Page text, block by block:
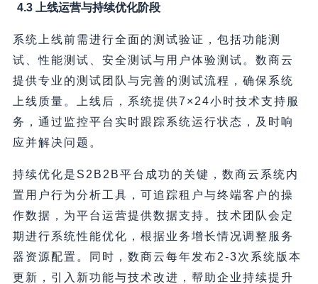
4.3 上线运营与持续优化阶段
系统上线前需进行全面的测试验证，包括功能测
试、性能测试、安全测试与用户体验测试。数商云
提供专业的测试团队与完善的测试流程，确保系统
上线质量。上线后，系统提供7×24小时技术支持服
务，通过监控平台实时跟踪系统运行状态，及时响
应并解决问题。
持续优化是S2B2B平台成功的关键，数商云系统内
置用户行为分析工具，可追踪租户与终端客户的操
作数据，为平台运营提供数据支持。技术团队会定
期进行系统性能优化，根据业务增长情况调整服务
器资源配置。同时，数商云每年发布2-3次系统版本
更新，引入新功能与技术改进，帮助企业持续提升